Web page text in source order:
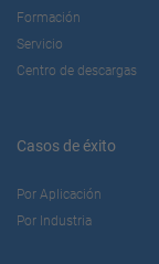
Formación
Servicio
Centro de descargas
Casos de éxito
Por Aplicación
Por Industria